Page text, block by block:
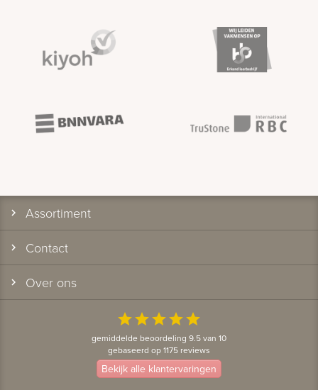
Assortiment
Contact
Over ons
starstarstarstarstar
gemiddelde beoordeling 9.5 van 10
gebaseerd op 1175 reviews
Bekijk alle klantervaringen